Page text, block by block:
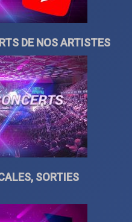
DE NOS ARTISTES
SORTIES